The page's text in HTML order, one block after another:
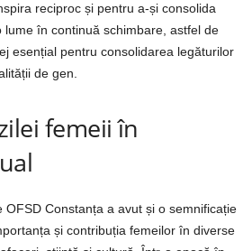
reciproc și pentru a-și consolida
lume în continuă schimbare, astfel de
esențial pentru consolidarea legăturilor
de gen.
femeii în
OFSD Constanța a avut și o semnificație
și contribuția femeilor în diverse